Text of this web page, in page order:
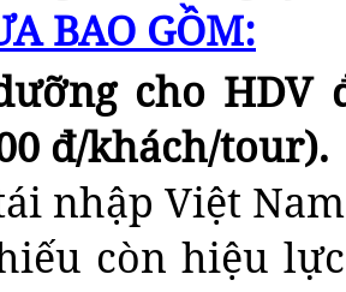
BAO GỒM:
cho
đ/khách/tour).
nhập Việt
còn hiệu